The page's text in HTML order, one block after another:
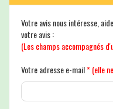
Votre avis nous intéresse,
votre avis :
(Les champs accompagnés
Votre adresse e-mail*(elle